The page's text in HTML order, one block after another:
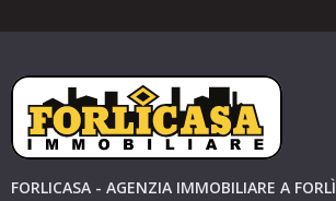
FORLICASA - AGENZIA IMMOBILIARE A FORLÌ